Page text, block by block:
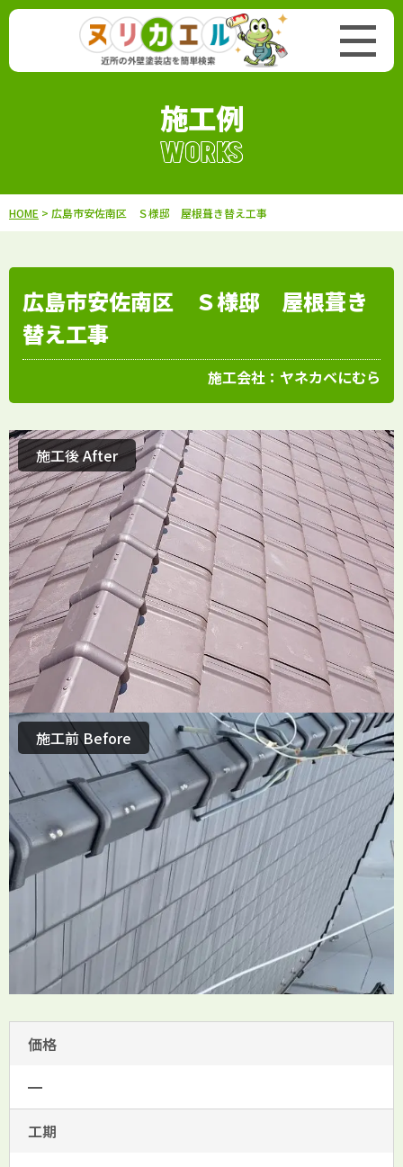
施工例
WORKS
HOME > 広島市安佐南区 Ｓ様邸 屋根葺き替え工事
広島市安佐南区 Ｓ様邸 屋根葺き
替え工事
施工会社： ヤネカベにむら
施工前 Before
施工後 After
価格
━
工期